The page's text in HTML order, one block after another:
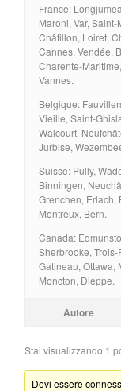
France:
Maroni, Var,
Châtillon, Loiret,
Cannes, Vendée,
Charente-
Vannes.
Belgique:
Vieille, Saint-
Walcourt,
Jurbise,
Suisse: Pully,
Binningen,
Grenchen, Erlach,
Montreux, Bern.
Canada:
Sherbrooke,
Gatineau, Ottawa,
Moncton, Dieppe.
Autore
Stai visualizzando 1
Devi essere